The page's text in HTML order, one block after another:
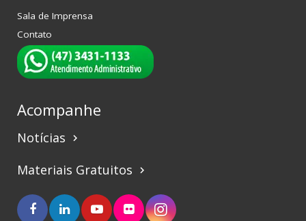
Sala de Imprensa
Contato
Acompanhe
Notícias keyboard_arrow_right
Materiais Gratuitos keyboard_arrow_right